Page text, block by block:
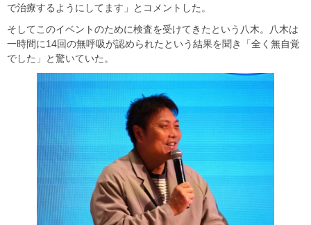
で治療するようにしてます」とコメントした。
そしてこのイベントのために検査を受けてきたという八木。八木は
一時間に14回の無呼吸が認められたという結果を聞き「全く無自覚
でした」と驚いていた。